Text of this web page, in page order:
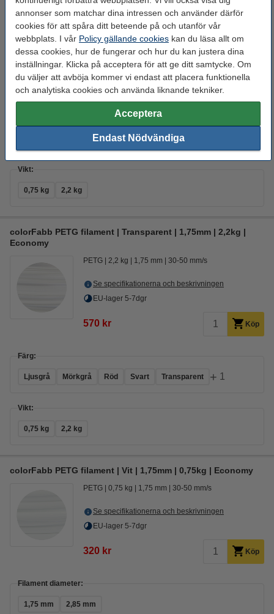
annonser som matchar dina intressen och använder därför
cookies för att spåra ditt beteende på och utanför vår
webbplats. I vår Policy gällande cookies kan du läsa allt om
dessa cookies, hur de fungerar och hur du kan justera dina
inställningar. Klicka på acceptera för att ge ditt samtycke. Om
du väljer att avböja kommer vi endast att placera funktionella
och analytiska cookies och använda liknande tekniker.
Acceptera
Endast Nödvändiga
Economy
PETG 0,75 kg 1,75 mm 30-50 mm/s
Se specifikationerna och beskrivningen
EU-lager 5-7dgr
320 kr
Svart Transparent
Vikt:
0,75 kg 2,2 kg
colorFabb PETG filament | Transparent | 1,75mm | 2,2kg |
Economy
PETG 2,2 kg 1,75 mm 30-50 mm/s
Se specifikationerna och beskrivningen
EU-lager 5-7dgr
570 kr Köp
Färg:
Ljusgrå Mörkgrå Röd Svart Transparent + 1
Vikt:
0,75 kg 2,2 kg
colorFabb PETG filament | Vit | 1,75mm | 0,75kg | Economy
PETG 0,75 kg 1,75 mm 30-50 mm/s
Se specifikationerna och beskrivningen
EU-lager 5-7dgr
320 kr Köp
Filament diameter:
1,75 mm 2,85 mm